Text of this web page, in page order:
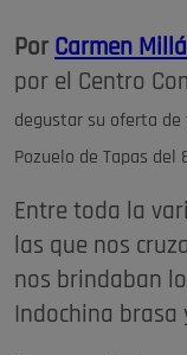
Por Carmen
por el Centro
degustar su oferta de
Pozuelo de Tapas del
Entre toda la
las que nos
nos brindaban
Indochina brasa